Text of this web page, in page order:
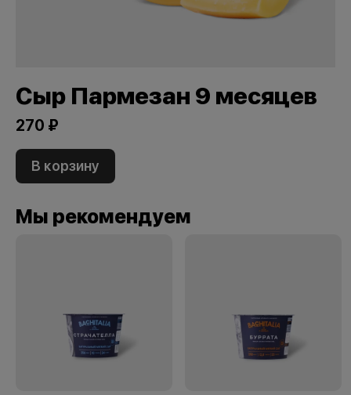
Сыр Пармезан 9 месяцев
270 ₽
В корзину
Мы рекомендуем